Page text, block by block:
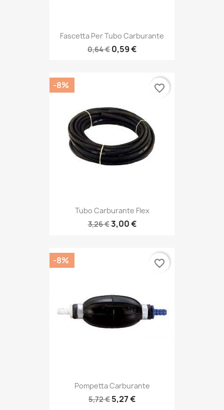
Fascetta Per Tubo Carburante
0,64 € 0,59 €
Tubo Carburante Flex
3,26 €3,00 €
-8% favorite_border
Pompetta Carburante
5,72 € 5,27 €
-8% favorite_border